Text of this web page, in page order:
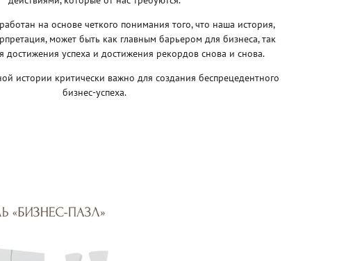
на основе четкого понимания того, что наша история,
может быть как главным барьером для бизнеса, так
достижения успеха и достижения рекордов снова и снова.
истории критически важно для создания беспрецедентного
бизнес-успеха.